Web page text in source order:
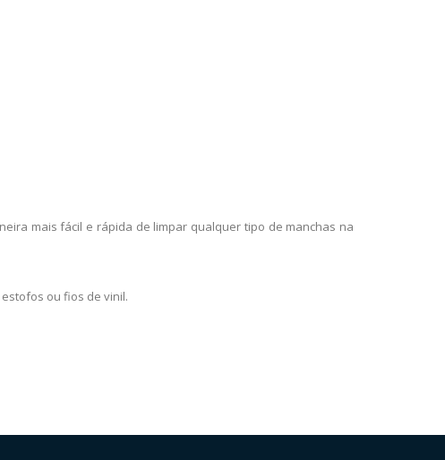
mais fácil e rápida de limpar qualquer tipo de manchas na
ou fios de vinil.